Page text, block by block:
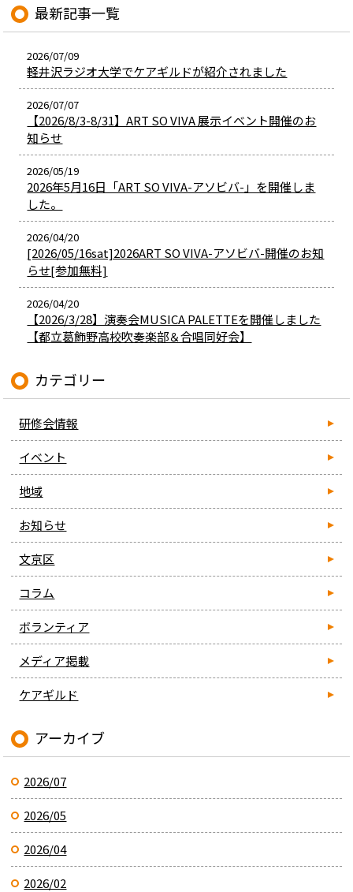
最新記事一覧
2026/07/09
軽井沢ラジオ大学でケアギルドが紹介されました
2026/07/07
【2026/8/3-8/31】ART SO VIVA 展示イベント開催のお
知らせ
2026/05/19
2026年5月16日「ART SO VIVA-アソビバ-」を開催しま
した。
2026/04/20
[2026/05/16sat]2026ART SO VIVA-アソビバ-開催のお知
らせ[参加無料]
2026/04/20
【2026/3/28】演奏会MUSICA PALETTEを開催しました
【都立葛飾野高校吹奏楽部＆合唱同好会】
カテゴリー
研修会情報
イベント
地域
お知らせ
文京区
コラム
ボランティア
メディア掲載
ケアギルド
アーカイブ
2026/07
2026/05
2026/04
2026/02